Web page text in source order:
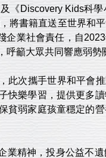
《Discovery Kids科
將書籍直送至世界和
業社會責任，自
籲大眾共同響應弱勢
次攜手世界和平會
快樂學習，提供更多
貧弱家庭孩童穩定的
精神，投身公益不